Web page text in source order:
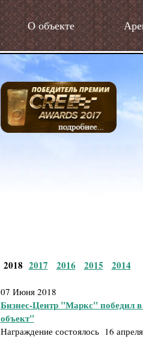
О объекте
2018 2017 2016 2015 2014
07 Июня 2018
Бизнес-Центр "Маркс" победил
объект"
Награждение состоялось 16